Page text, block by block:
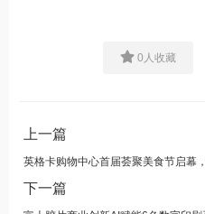
0 人收藏
上一篇
英格卡购物中心首届荟聚美食节启幕
下一篇